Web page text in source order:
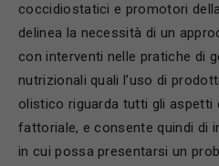
coccidiostatici e promotori
delinea la necessità di un
con interventi nelle pratiche di
nutrizionali quali l’uso di
olistico riguarda tutti gli aspetti
fattoriale, e consente quindi di
in cui possa presentarsi un